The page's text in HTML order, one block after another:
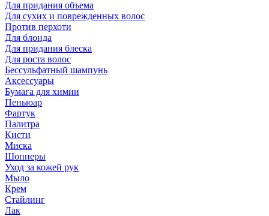
Для придания объема
Для сухих и поврежденных волос
Против перхоти
Для блонда
Для придания блеска
Для роста волос
Бессульфатный шампунь
Аксессуары
Бумага для химии
Пеньюар
Фартук
Палитра
Кисти
Миска
Шопперы
Уход за кожей рук
Мыло
Крем
Стайлинг
Лак